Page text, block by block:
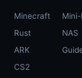
Minecraft
Rust
ARK
CS2
Mini-
NAS